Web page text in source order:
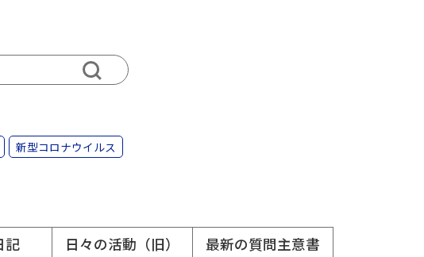
新型コロナウイルス
記 日々の活動（旧） 最新の質問主意書